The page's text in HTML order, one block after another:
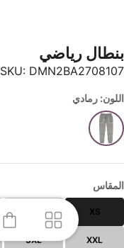
بنطال رياضي
SKU: DMN2BA2708107
اللون: رمادي
المقاس
XS
XXL
3XL